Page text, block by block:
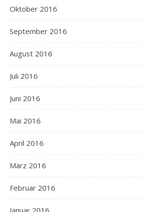
Oktober 2016
September 2016
August 2016
Juli 2016
Juni 2016
Mai 2016
April 2016
März 2016
Februar 2016
Januar 2016